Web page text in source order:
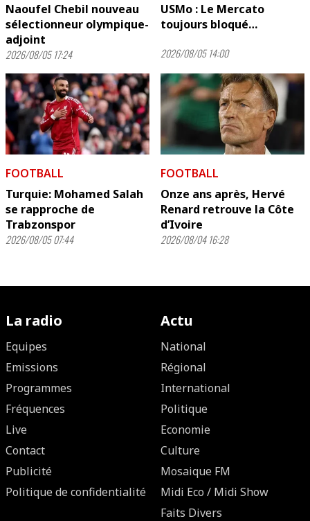
Naoufel Chebil nouveau
sélectionneur olympique-
adjoint
2026/08/05 17:24
USMo : Le Mercato
toujours bloqué…
2026/08/05 14:00
FOOTBALL
Turquie: Mohamed Salah
se rapproche de
Trabzonspor
2026/08/05 07:44
FOOTBALL
Onze ans après, Hervé
Renard retrouve la Côte
d’Ivoire
2026/08/04 16:28
La radio
Equipes
Emissions
Programmes
Fréquences
Live
Contact
Publicité
Politique de confidentialité
Actu
National
Régional
International
Politique
Economie
Culture
Mosaique FM
Midi Eco / Midi Show
Faits Divers